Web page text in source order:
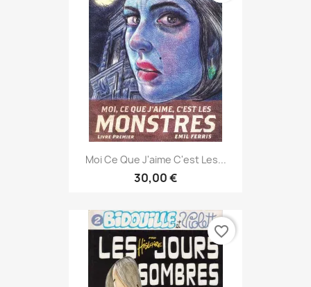
Moi Ce Que J'aime C'est Les...
30,00 €
favorite_border